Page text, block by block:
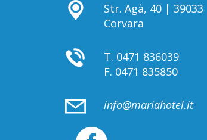
Str. Agà, 40 | 39033
Corvara
T. 0471 836039
F. 0471 835850
info@mariahotel.it